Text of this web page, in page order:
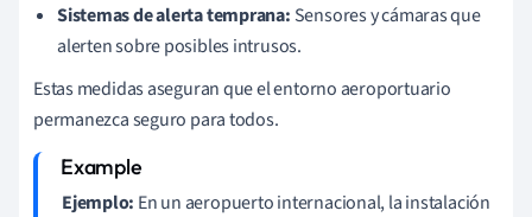
Sistemas de alerta temprana: Sensores y cámaras que
alerten sobre posibles intrusos.
Estas medidas aseguran que el entorno aeroportuario
permanezca seguro para todos.
Ejemplo: En un aeropuerto internacional, la instalación